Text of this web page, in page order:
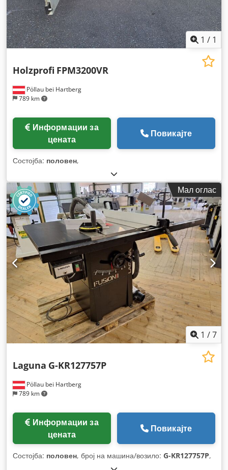
1 / 1
Pöllau bei Hartberg
789 km
Holzprofi FPM3200VR
цената
Повикајте
Состојба: половен,
Мал оглас
1 /7
Pöllau bei Hartberg
789 km
Laguna G-KR127757P
цената
Повикајте
Состојба: половен, број на машина/возило: G-KR127757P,